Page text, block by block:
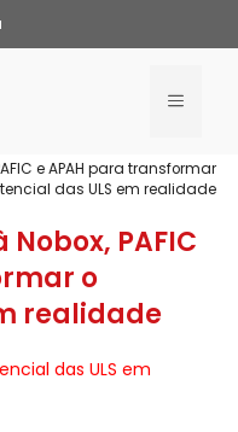
e APAH para transformar
das ULS em realidade
PAFIC
o
realidade
das ULS em